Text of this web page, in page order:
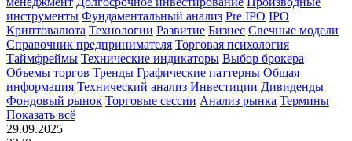
инструменты Фундаментальный анализ Pre IPO IPO
Криптовалюта Технологии Развитие Бизнес Свечные модели
Справочник предпринимателя Торговая психология
Таймфреймы Технические индикаторы Выбор брокера
Объемы торгов Тренды Графические паттерны Общая
информация Технический анализ Инвестиции Дивиденды
Фондовый рынок Торговые сессии Анализ рынка Термины
Показать всё
29.09.2025